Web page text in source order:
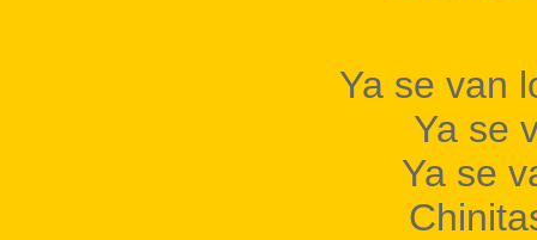
Ya se van
Ya se
Ya se